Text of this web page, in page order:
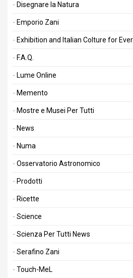
Disegnare la Natura
Emporio Zani
Exhibition and Italian Colture for
F.A.Q.
Lume Online
Memento
Mostre e Musei Per Tutti
News
Numa
Osservatorio Astronomico
Prodotti
Ricette
Science
Scienza Per Tutti News
Serafino Zani
Touch-MeL